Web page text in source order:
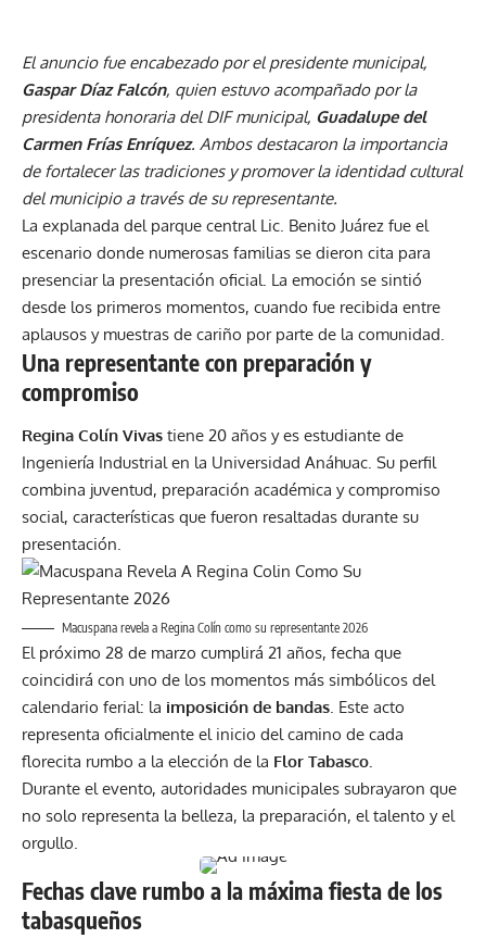
El anuncio fue encabezado por el presidente municipal,
Gaspar Díaz Falcón, quien estuvo acompañado por la
presidenta honoraria del DIF municipal, Guadalupe del
Carmen Frías Enríquez. Ambos destacaron la importancia
de fortalecer las tradiciones y promover la identidad cultural
del municipio a través de su representante.
La explanada del parque central Lic. Benito Juárez fue el
escenario donde numerosas familias se dieron cita para
presenciar la presentación oficial. La emoción se sintió
desde los primeros momentos, cuando fue recibida entre
aplausos y muestras de cariño por parte de la comunidad.
Una representante con preparación y
compromiso
Regina Colín Vivas tiene 20 años y es estudiante de
Ingeniería Industrial en la Universidad Anáhuac. Su perfil
combina juventud, preparación académica y compromiso
social, características que fueron resaltadas durante su
presentación.
Macuspana revela a Regina Colín como su representante 2026
El próximo 28 de marzo cumplirá 21 años, fecha que
coincidirá con uno de los momentos más simbólicos del
calendario ferial: la imposición de bandas . Este acto
representa oficialmente el inicio del camino de cada
florecita rumbo a la elección de la Flor Tabasco.
Durante el evento, autoridades municipales subrayaron que
no solo representa la belleza, la preparación, el talento y el
orgullo.
Fechas clave rumbo a la máxima fiesta de los
tabasqueños